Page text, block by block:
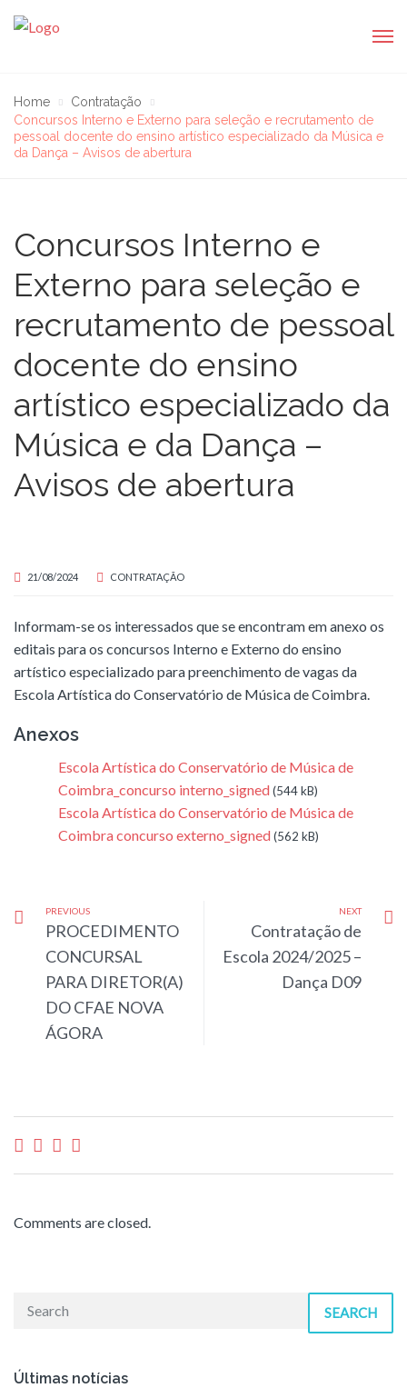
Home
Contratação
Concursos Interno e Externo para seleção e recrutamento de
pessoal docente do ensino artístico especializado da Música e
da Dança – Avisos de abertura
Concursos Interno e
Externo para seleção e
recrutamento de pessoal
docente do ensino
artístico especializado da
Música e da Dança –
Avisos de abertura
21/08/2024 CONTRATAÇÃO
Informam-se os interessados que se encontram em anexo os
editais para os concursos Interno e Externo do ensino
artístico especializado para preenchimento de vagas da
Escola Artística do Conservatório de Música de Coimbra.
Anexos
Escola Artística do Conservatório de Música de
Coimbra_concurso interno_signed(544 kB)
Escola Artística do Conservatório de Música de
Coimbra concurso externo_signed(562 kB)
PREVIOUS
PROCEDIMENTO
CONCURSAL
PARA DIRETOR(A)
DO CFAE NOVA
ÁGORA
NEXT
Contratação de
Escola 2024/2025 –
Dança D09
Comments are closed.
SEARCH
Últimas notícias